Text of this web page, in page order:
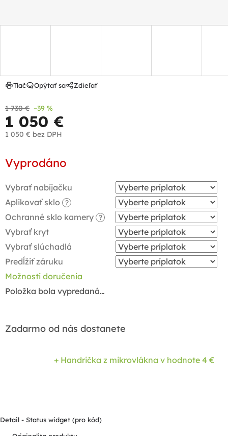
1 730 € –39 %
1 050 €
1 050 € bez DPH
cena:
Vyprodáno
Vybrať nabíjačku
Aplikovať sklo
?
Ochranné sklo kamery ?
Vybrať kryt
Vybrať slúchadlá
Predĺžiť záruku
Možnosti doručenia
Položka bola vypredaná…
Zadarmo od nás dostanete
+ Handrička z mikrovlákna v hodnote 4 €
Tlač Opýtať sa Zdieľať
Detail - Status widget (pro kód)